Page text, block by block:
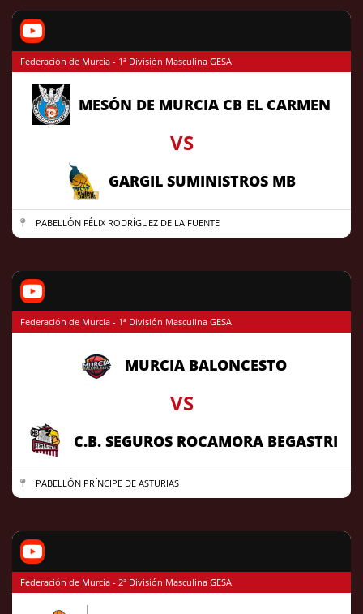
Federación de Murcia - 1ª División Masculina GESA
MESÓN DE MURCIA CB EL CARMEN
VS
GARGIL SUMINISTROS MB
PABELLÓN FÉLIX RODRÍGUEZ DE LA FUENTE
Federación de Murcia - 1ª División Masculina GESA
MURCIA BALONCESTO
VS
C.B. SEGUROS ROCAMORA BEGASTRI
PABELLÓN PRÍNCIPE DE ASTURIAS
Federación de Murcia - 2ª División Masculina GESA